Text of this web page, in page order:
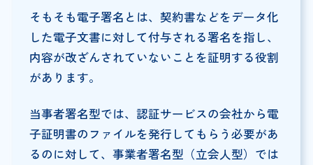
そもそも電子署名とは、契約書などをデータ化
した電子文書に対して付与される署名を指し、
内容が改ざんされていないことを証明する役割
があります。
当事者署名型では、認証サービスの会社から電
子証明書のファイルを発行してもらう必要があ
るのに対して、事業者署名型（立会人型）では